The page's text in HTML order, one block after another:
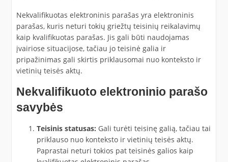
Nekvalifikuotas elektroninis parašas yra elektroninis
parašas, kuris neturi tokių griežtų teisinių reikalavimų
kaip kvalifikuotas parašas. Jis gali būti naudojamas
įvairiose situacijose, tačiau jo teisinė galia ir
pripažinimas gali skirtis priklausomai nuo konteksto ir
vietinių teisės aktų.
Nekvalifikuoto elektroninio parašo
savybės
Teisinis statusas: Gali turėti teisinę galią, tačiau tai
priklauso nuo konteksto ir vietinių teisės aktų.
Paprastai neturi tokios pat teisinės galios kaip